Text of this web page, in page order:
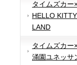
タイムズカー
HELLO
LAND
タイムズカー
涌園ユネッサ